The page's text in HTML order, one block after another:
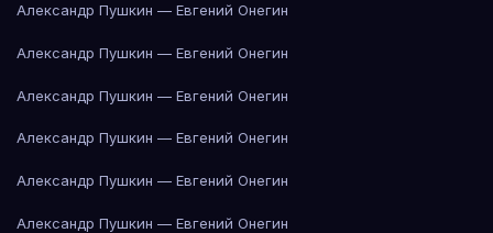
Александр Пушкин — Евгений Онегин
Александр Пушкин — Евгений Онегин
Александр Пушкин — Евгений Онегин
Александр Пушкин — Евгений Онегин
Александр Пушкин — Евгений Онегин
Александр Пушкин — Евгений Онегин